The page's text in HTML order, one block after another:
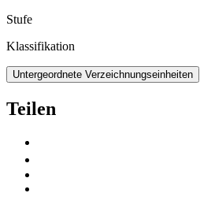
Stufe
Klassifikation
Untergeordnete Verzeichnungseinheiten
Teilen